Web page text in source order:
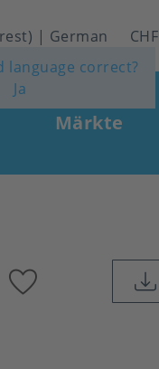
| German
language correct?
Ja
CHF
Märkte